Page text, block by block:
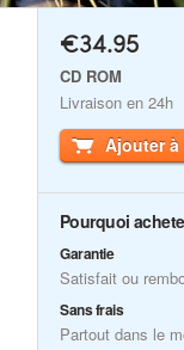
€34.95
CD ROM
Livraison en 24h
Ajouter
Pourquoi
Garantie
Satisfait ou
Sans frais
Partout dans le